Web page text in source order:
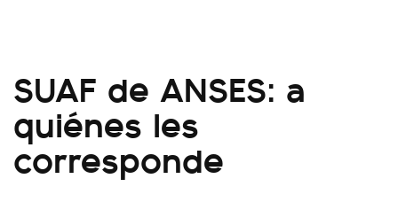
SUAF de ANSES: a
quiénes les
corresponde